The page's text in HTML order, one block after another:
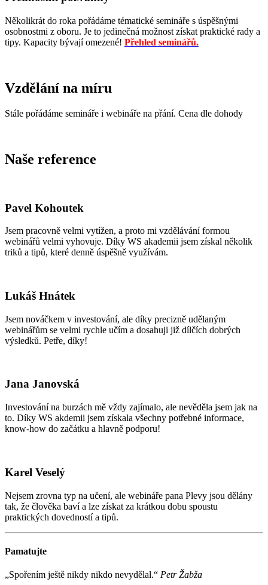
Několikrát do roka pořádáme tématické semináře s úspěšnými
osobnostmi z oboru. Je to jedinečná možnost získat praktické rady a
tipy. Kapacity bývají omezené! Přehled seminářů.
Vzdělání na míru
Stále pořádáme semináře i webináře na přání. Cena dle dohody
Naše reference
Pavel Kohoutek
Jsem pracovně velmi vytížen, a proto mi vzdělávání formou
webinářů velmi vyhovuje. Díky WS akademii jsem získal několik
triků a tipů, které denně úspěšně využívám.
Lukáš Hnátek
Jsem nováčkem v investování, ale díky precizně udělaným
webinářům se velmi rychle učím a dosahuji již dílčích dobrých
výsledků. Petře, díky!
Jana Janovská
Investování na burzách mě vždy zajímalo, ale nevěděla jsem jak na
to. Díky WS akdemii jsem získala všechny potřebné informace,
know-how do začátku a hlavně podporu!
Karel Veselý
Nejsem zrovna typ na učení, ale webináře pana Plevy jsou dělány
tak, že člověka baví a lze získat za krátkou dobu spoustu
praktických dovedností a tipů.
Pamatujte
„Spořením ještě nikdy nikdo nevydělal.“ Petr Žabža